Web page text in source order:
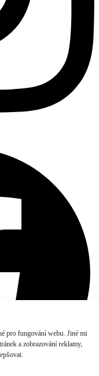
pro fungování webu. Jiné mi
a zobrazování reklamy,